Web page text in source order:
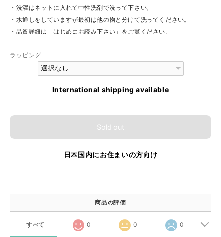
・洗濯はネットに入れて中性洗剤で洗って下さい。
・水通しをしていますが最初は他の物と分けて洗ってください。
・品質詳細は「はじめにお読み下さい」をご覧ください。
ラッピング
International shipping available
Sold out
日本国内にお住まいの方向け
商品の評価
すべて 0 0 0